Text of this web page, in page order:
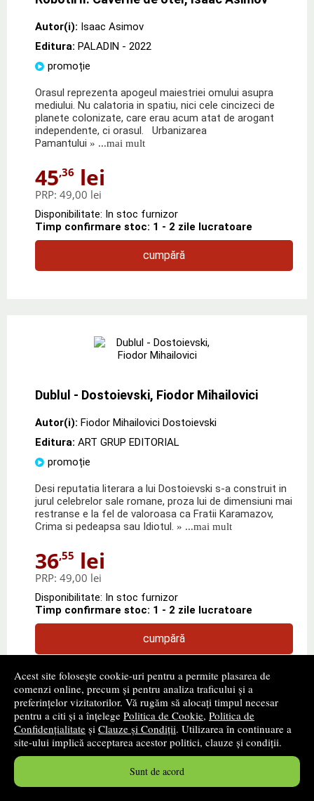
Acest site folosește cookie-uri pentru a permite plasarea de
comenzi online, precum și pentru analiza traficului și a
preferințelor vizitatorilor. Vă rugăm să alocați timpul necesar
pentru a citi și a înțelege Politica de Cookie, Politica de
Confidențialitate și Clauze și Condiții. Utilizarea în continuare a
site-ului implică acceptarea acestor politici, clauze și condiții.
Sunt de acord
Autor(i): Isaac Asimov
Editura: PALADIN - 2022
promoție
Orasul reprezenta apogeul maiestriei omului asupra
mediului. Nu calatoria in spatiu, nici cele cincizeci de
planete colonizate, care erau acum atat de arogant
independente, ci orasul. Urbanizarea
Pamantului » ...mai mult
45,36 lei
PRP: 49,00 lei
Disponibilitate: In stoc furnizor
Timp confirmare stoc: 1 - 2 zile lucratoare
cumpără
Dublul - Dostoievski, Fiodor Mihailovici
Autor(i): Fiodor Mihailovici Dostoievski
Editura: ART GRUP EDITORIAL
promoție
Desi reputatia literara a lui Dostoievski s-a construit in
jurul celebrelor sale romane, proza lui de dimensiuni mai
restranse e la fel de valoroasa ca Fratii Karamazov,
Crima si pedeapsa sau Idiotul. » ...mai mult
36,55 lei
PRP: 49,00 lei
Disponibilitate: In stoc furnizor
Timp confirmare stoc: 1 - 2 zile lucratoare
cumpără